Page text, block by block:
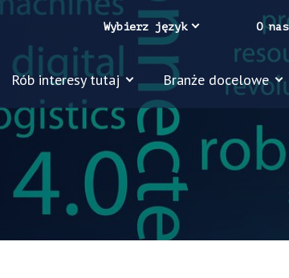
Rób interesy tutaj Branże docelowe
O nas
Wybierz język